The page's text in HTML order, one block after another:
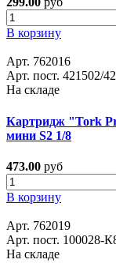
В корзину
Арт. 762016
Арт. пост. 421502/
На складе
Картридж "Tork
мини S2 1/8
473.00 руб
В корзину
Арт. 762019
Арт. пост. 100028-
На складе